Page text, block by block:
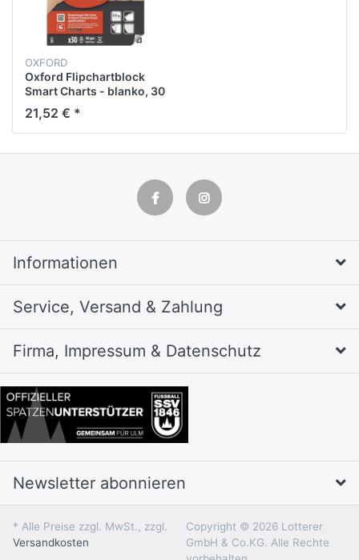
OXFORD
Oxford Flipchartblock
Smart Charts - blanko, 30
Blatt
21,52 € *
Informationen
Service, Versand & Zahlung
Firma, Impressum & Datenschutz
Newsletter abonnieren
* Alle Preise zzgl. MwSt., zzgl.
Versandkosten
Copyright © 2026 Lotterer
GmbH & Co.KG. Alle Rechte